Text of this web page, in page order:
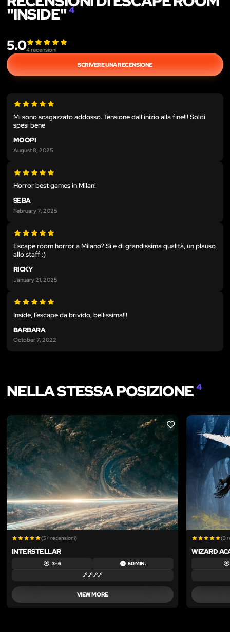
"INSIDE"4
5.04recensioni
SCRIVERE UNA RECENSIONE
Mi sono scagazzato addosso. Tensione dall'inizio alla fine!!! Soldi
spesi bene
MOOPI
August 8, 2025
Horror best games in Milan!
SEBA
February 7, 2025
Escape room horror a Milano? Sì e di grandissima qualità, un plauso
allo staff :)
RICKY
January 21, 2025
Inside, l’escape da brivido, bellissima!!!
BARBARA
October 7, 2022
NELLA STESSA POSIZIONE4
LIKE
(5+ recensioni)
INTERSTELLAR
3 – 6 60 MIN.
VIEW MORE
(3
WIZARD